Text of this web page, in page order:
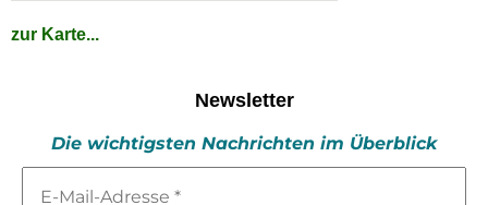
zur Karte...
Newsletter
Die wichtigsten Nachrichten im Überblick
Mail-